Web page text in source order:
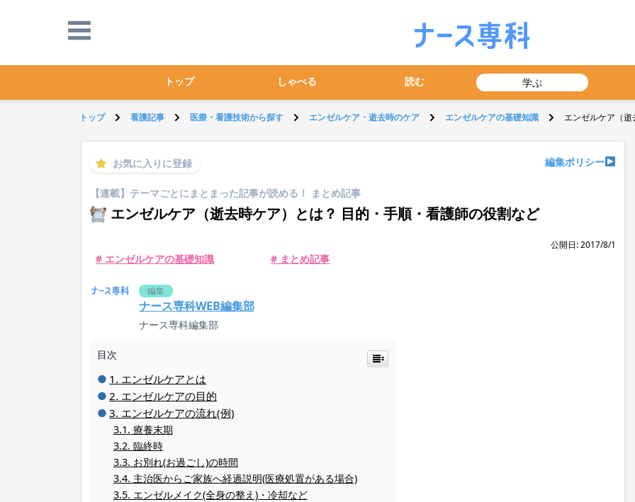
トップ しゃべる 読む 学ぶ
トップ 看護記事 医療・看護技術から探す エンゼルケア・逝去時のケア エンゼルケアの基礎知識 エンゼルケア（
お気に入りに登録 編集ポリシー
【連載】テーマごとにまとまった記事が読める！ まとめ記事
エンゼルケア（逝去時ケア）とは？ 目的・手順・看護師の役割など
公開日: 2017/8/1
# エンゼルケアの基礎知識 # まとめ記事
編集
ナース専科WEB編集部
ナース専科編集部
目次
エンゼルケアとは
エンゼルケアの目的
エンゼルケアの流れ(例)
療養末期
臨終時
お別れ(お過ごし)の時間
主治医からご家族へ経過説明(医療処置がある場合)
エンゼルメイク(全身の整え)・冷却など